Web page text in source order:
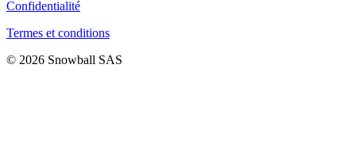
Confidentialité
Termes et conditions
© 2026 Snowball SAS